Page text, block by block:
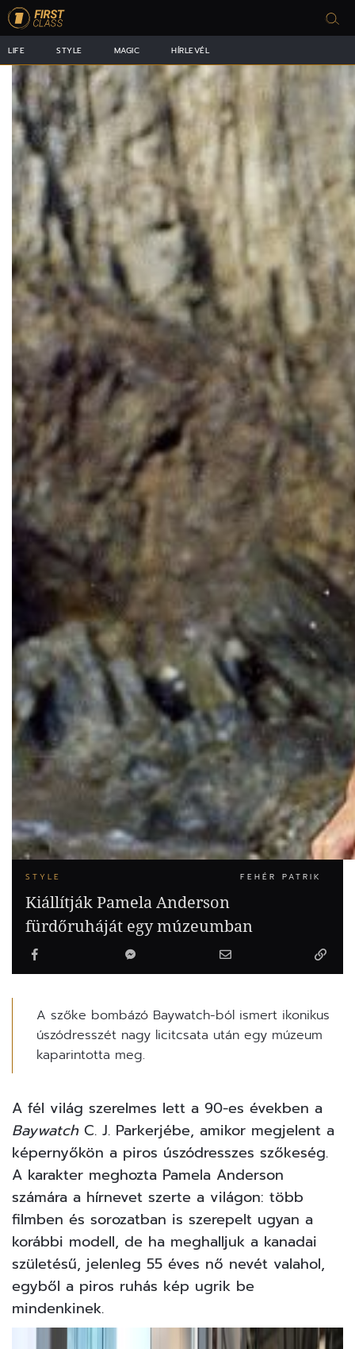
LIFE STYLE MAGIC HÍRLEVÉL
STYLE FEHÉR PATRIK
Kiállítják Pamela Anderson
fürdőruháját egy múzeumban
A szőke bombázó Baywatch-ból ismert ikonikus
úszódresszét nagy licitcsata után egy múzeum
kaparintotta meg.
A fél világ szerelmes lett a 90-es években a
BaywatchC. J. Parkerjébe, amikor megjelent a
képernyőkön a piros úszódresszes szőkeség.
A karakter meghozta Pamela Anderson
számára a hírnevet szerte a világon: több
filmben és sorozatban is szerepelt ugyan a
korábbi modell, de ha meghalljuk a kanadai
születésű, jelenleg 55 éves nő nevét valahol,
egyből a piros ruhás kép ugrik be
mindenkinek.